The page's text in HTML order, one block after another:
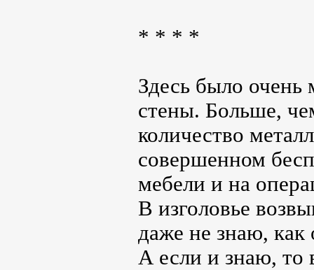
* * * *
Здесь было
стены. Больше,
количество
совершенном
мебели и на
В изголовье
даже не знаю, как
А если и знаю, то